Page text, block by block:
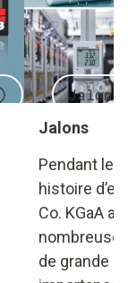
Jalons
Jalons
Pendant les
histoire
Co. KGaA a
de grande